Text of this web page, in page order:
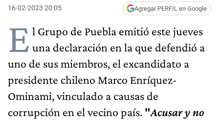
16-02-2023 20:05 Agregar PERFIL en Google
E l Grupo de Puebla emitió este jueves
una declaración en la que defendió a
uno de sus miembros, el excandidato a
presidente chileno Marco Enríquez-
Ominami, vinculado a causas de
corrupción en el vecino país. "Acusar y no